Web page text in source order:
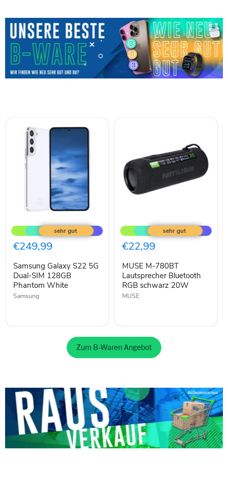
Galaxy
S22
5G
Dual-
128GB
Phantom
White
€249,99
Samsung Galaxy S22 5G
Dual-SIM 128GB
Phantom White
Samsung
M-
780BT
Lautsprecher
Bluetooth
schwarz
20W
€22,99
MUSE M-780BT
Lautsprecher Bluetooth
RGB schwarz 20W
MUSE
Zum B-Waren Angebot